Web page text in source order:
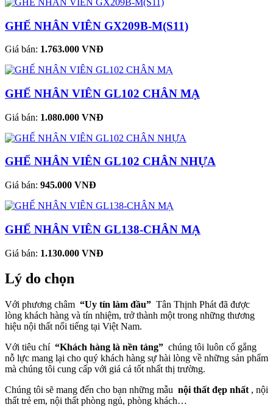
GHẾ NHÂN VIÊN GX209B-M(S11)
Giá bán: 1.763.000 VNĐ
GHẾ NHÂN VIÊN GL102 CHÂN MẠ
Giá bán: 1.080.000 VNĐ
GHẾ NHÂN VIÊN GL102 CHÂN NHỰA
Giá bán: 945.000 VNĐ
GHẾ NHÂN VIÊN GL138-CHÂN MẠ
Giá bán: 1.130.000 VNĐ
Lý do chọn
Với phương châm “Uy tín làm đầu” Tân Thịnh Phát đã được
lòng khách hàng và tín nhiệm, trở thành một trong những thương
hiệu nội thất nổi tiếng tại Việt Nam.
Với tiêu chí “Khách hàng là nền tảng” chúng tôi luôn cố gắng
nỗ lực mang lại cho quý khách hàng sự hài lòng về những sản phẩm
mà chúng tôi cung cấp với giá cả tốt nhất thị trường.
Chúng tôi sẽ mang đến cho bạn những mẫu nội thất đẹp nhất , nội
thất trẻ em, nội thất phòng ngủ, phòng khách…